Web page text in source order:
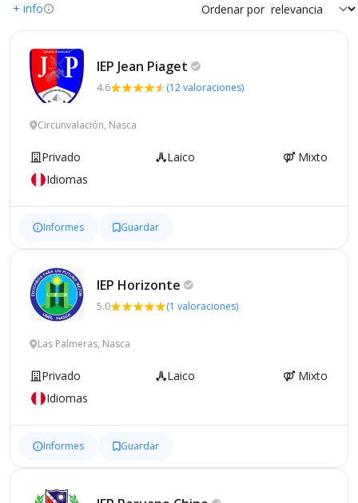
+ info Ordenar por
IEP Jean Piaget
4.6 (12 valoraciones)
Circunvalación, Nasca
Privado Laico
Mixto
Idiomas
Informes Guardar
IEP Horizonte
5.0 (1 valoraciones)
Las Palmeras, Nasca
Privado Laico
Mixto
Idiomas
Informes Guardar